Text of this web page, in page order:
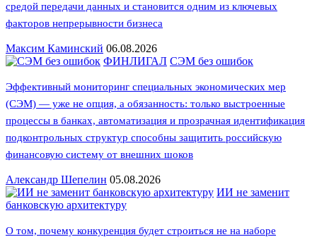
средой передачи данных и становится одним из ключевых
факторов непрерывности бизнеса
Максим Каминский 06.08.2026
ФИНЛИГАЛ СЭМ без ошибок
Эффективный мониторинг специальных экономических мер
(СЭМ) — уже не опция, а обязанность: только выстроенные
процессы в банках, автоматизация и прозрачная идентификация
подконтрольных структур способны защитить российскую
финансовую систему от внешних шоков
Александр Шепелин 05.08.2026
ИИ не заменит
банковскую архитектуру
О том, почему конкуренция будет строиться не на наборе